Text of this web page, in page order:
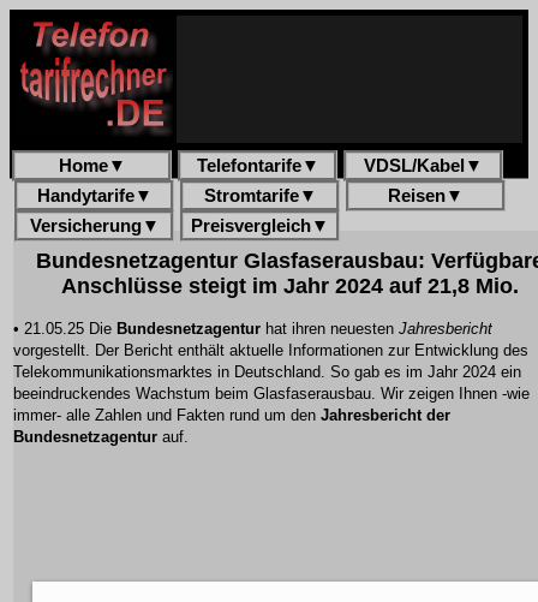
Home▼ Telefontarife▼ VDSL/Kabel ▼
Handytarife▼ Stromtarife▼ Reisen▼
Versicherung▼ Preisvergleich▼
Bundesnetzagentur Glasfaserausbau:
Anschlüsse steigt im Jahr 2024 auf 21,8 Mio.
• 21.05.25 Die Bundesnetzagentur hat ihren neuesten Jahresbericht
vorgestellt. Der Bericht enthält aktuelle Informationen zur Entwicklung des
Telekommunikationsmarktes in Deutschland. So gab es im Jahr 2024 ein
beeindruckendes Wachstum beim Glasfaserausbau. Wir zeigen Ihnen -wie
immer- alle Zahlen und Fakten rund um den Jahresbericht der
Bundesnetzagentur auf.